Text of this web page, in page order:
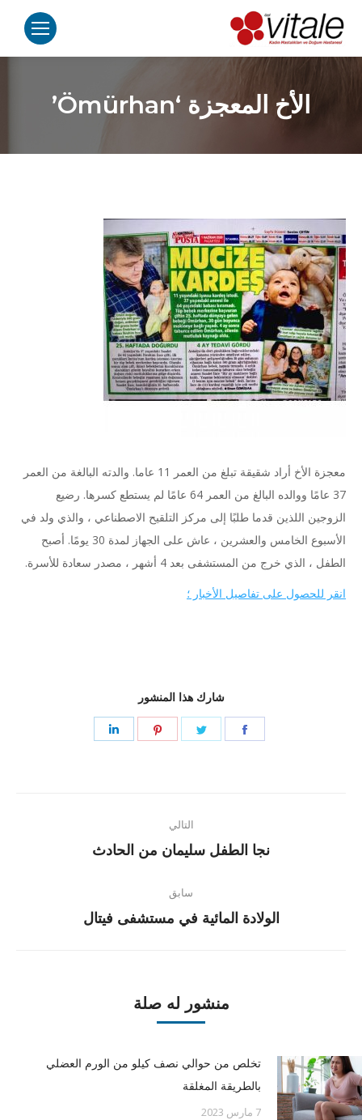
الأخ المعجزة ‘Ömürhan’
معجزة الأخ أراد شقيقة تبلغ من العمر 11 عاما. والدته البالغة من العمر
37 عامًا ووالده البالغ من العمر 64 عامًا لم يستطع كسرها. رضيع
الزوجين اللذين قدما طلبًا إلى مركز التلقيح الاصطناعي ، والذي ولد في
الأسبوع الخامس والعشرين ، عاش على الجهاز لمدة 30 يومًا. أصبح
الطفل ، الذي خرج من المستشفى بعد 4 أشهر ، مصدر سعادة للأسرة.
انقر للحصول على تفاصيل الأخبار ؛
شارك هذا المنشور
Share
Share
Share
سابق
Previous
الولادة المائية في مستشفى فيتال
التالي
Next
نجا الطفل سليمان من الحادث
منشور له صلة
تخلص من حوالي نصف كيلو من الورم العضلي
بالطريقة المغلقة
7 مارس 2023